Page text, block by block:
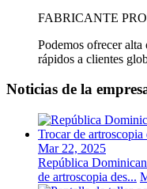
FABRICANTE
Podemos ofrecer
rápidos a clientes
Noticias de la
Mar 22, 2025
República
de artroscopia des...